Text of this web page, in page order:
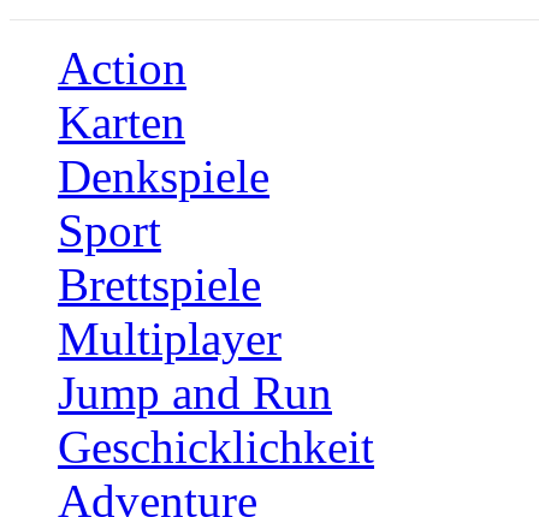
Action
Karten
Denkspiele
Sport
Brettspiele
Multiplayer
Jump and Run
Geschicklichkeit
Adventure